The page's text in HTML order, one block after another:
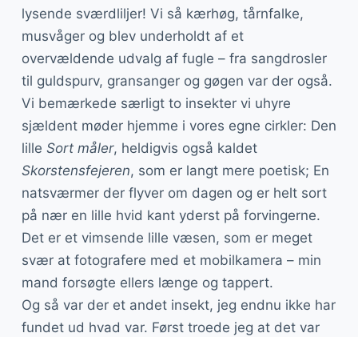
lysende sværdliljer! Vi så kærhøg, tårnfalke,
musvåger og blev underholdt af et
overvældende udvalg af fugle – fra sangdrosler
til guldspurv, gransanger og gøgen var der også.
Vi bemærkede særligt to insekter vi uhyre
sjældent møder hjemme i vores egne cirkler: Den
lille Sort måler, heldigvis også kaldet
Skorstensfejeren, som er langt mere poetisk; En
natsværmer der flyver om dagen og er helt sort
på nær en lille hvid kant yderst på forvingerne.
Det er et vimsende lille væsen, som er meget
svær at fotografere med et mobilkamera – min
mand forsøgte ellers længe og tappert.
Og så var der et andet insekt, jeg endnu ikke har
fundet ud hvad var. Først troede jeg at det var